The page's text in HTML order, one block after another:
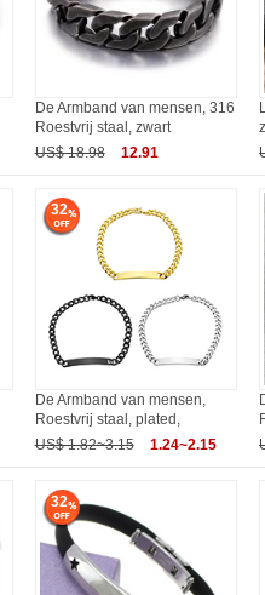
De Armband van mensen, 316
Roestvrij staal, zwart
US$ 18.98
12.91
32
De Armband van mensen,
Roestvrij staal, plated,
US$ 1.82~3.15
1.24~2.15
32